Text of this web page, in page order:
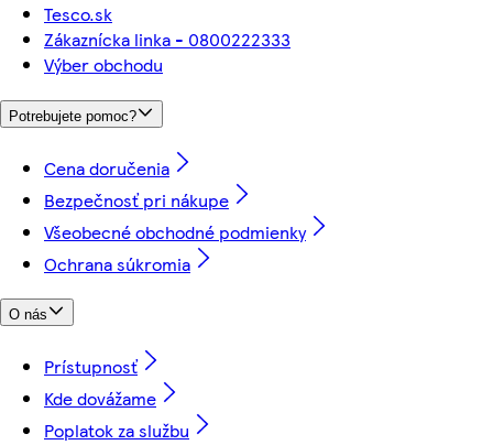
Tesco.sk
Zákaznícka linka - 0800222333
Výber obchodu
Potrebujete pomoc?
Cena doručenia
Bezpečnosť pri nákupe
Všeobecné obchodné podmienky
Ochrana súkromia
O nás
Prístupnosť
Kde dovážame
Poplatok za službu